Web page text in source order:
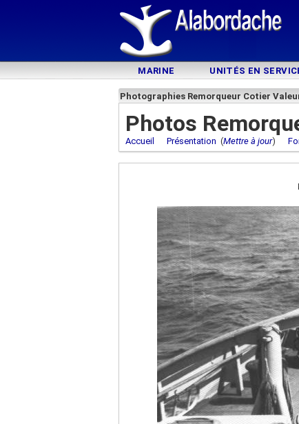
MARINE UNITÉS EN
Photographies Remorqueur Cotier
Photos
Accueil Présentation (Mettre à jour)